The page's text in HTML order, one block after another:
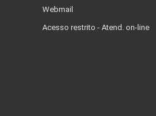
Webmail
Acesso restrito - Atend. on-line